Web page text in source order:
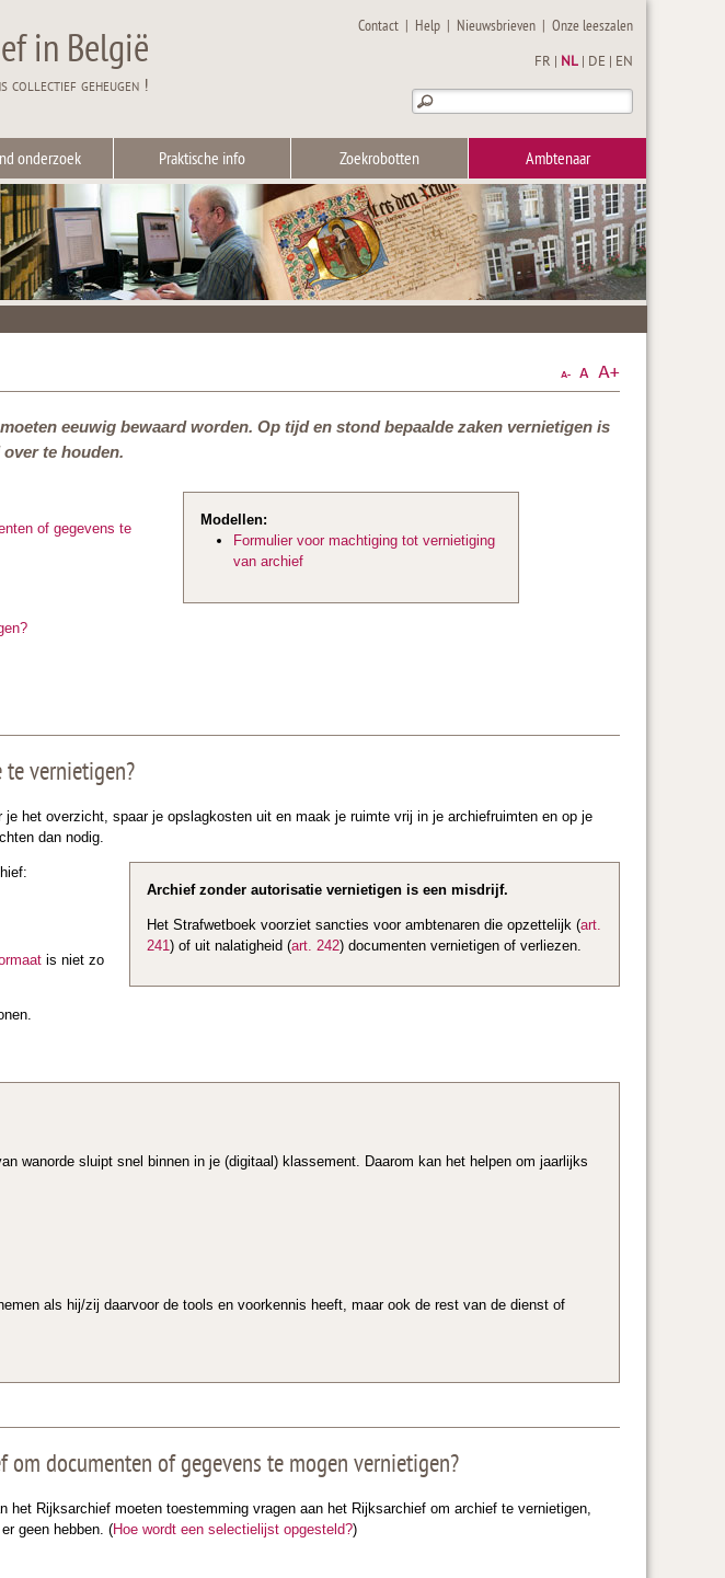
in België
collectief geheugen !
Contact | Help | Nieuwsbrieven |Onze leeszalen
FR NL DE EN
onderzoek Praktische info Zoekrobotten Ambtenaar
eeuwig bewaard worden. Op tijd en stond bepaalde zaken vernietigen is
te houden.
Modellen:
Formulier voor machtiging tot vernietiging
van archief
of gegevens te
vernietigen?
het overzicht, spaar je opslagkosten uit en maak je ruimte vrij in je archiefruimten en op je
dan nodig.
Archief zonder autorisatie vernietigen is een misdrijf.
Het Strafwetboek voorziet sancties voor ambtenaren die opzettelijk (art.
241) of uit nalatigheid (art. 242) documenten vernietigen of verliezen.
is niet zo
wanorde sluipt snel binnen in je (digitaal) klassement. Daarom kan het helpen om jaarlijks
als hij/zij daarvoor de tools en voorkennis heeft, maar ook de rest van de dienst of
documenten of gegevens te mogen vernietigen?
het Rijksarchief moeten toestemming vragen aan het Rijksarchief om archief te vernietigen,
geen hebben. (Hoe wordt een selectielijst opgesteld?)